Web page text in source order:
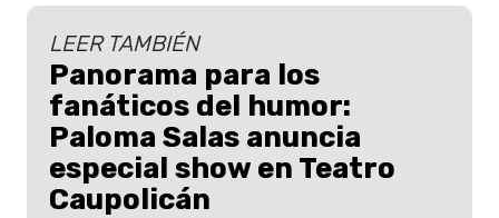
LEER TAMBIÉN
Panorama para los
fanáticos del humor:
Paloma Salas anuncia
especial show en Teatro
Caupolicán